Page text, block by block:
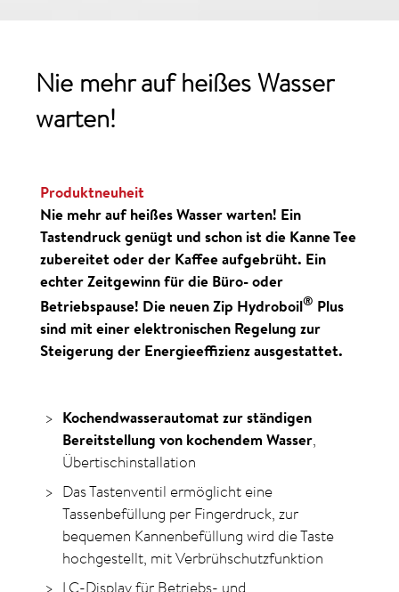
Nie mehr auf heißes Wasser
warten!
Produktneuheit
Nie mehr auf heißes Wasser warten! Ein
Tastendruck genügt und schon ist die Kanne Tee
zubereitet oder der Kaffee aufgebrüht. Ein
echter Zeitgewinn für die Büro- oder
Betriebspause! Die neuen Zip Hydroboil® Plus
sind mit einer elektronischen Regelung zur
Steigerung der Energieeffizienz ausgestattet.
Kochendwasserautomat zur ständigen
Bereitstellung von kochendem Wasser,
Übertischinstallation
Das Tastenventil ermöglicht eine
Tassenbefüllung per Fingerdruck, zur
bequemen Kannenbefüllung wird die Taste
hochgestellt, mit Verbrühschutzfunktion
LC-Display für Betriebs- und